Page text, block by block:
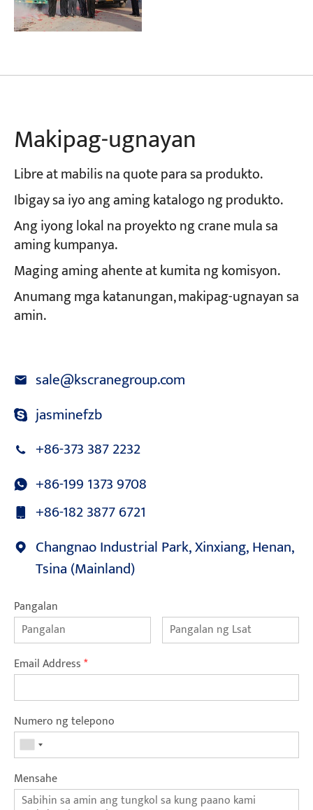
Makipag-ugnayan
Libre at mabilis na quote para sa produkto.
Ibigay sa iyo ang aming katalogo ng produkto.
Ang iyong lokal na proyekto ng crane mula sa
aming kumpanya.
Maging aming ahente at kumita ng komisyon.
Anumang mga katanungan, makipag-ugnayan sa
amin.
sale@kscranegroup.com
jasminefzb
+86-373 387 2232
+86-199 1373 9708
+86-182 3877 6721
Changnao Industrial Park, Xinxiang, Henan,
Tsina (Mainland)
Pangalan
Email Address*
Numero ng telepono
Mensahe